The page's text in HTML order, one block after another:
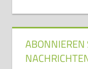
ABONNIEREN